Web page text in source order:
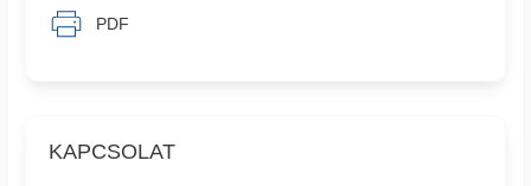
KAPCSOLAT
PDF